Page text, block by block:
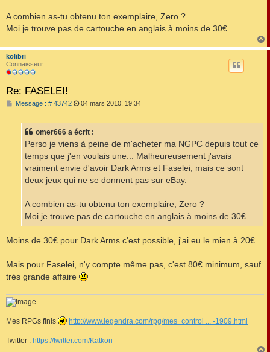
A combien as-tu obtenu ton exemplaire, Zero ?
Moi je trouve pas de cartouche en anglais à moins de 30€
a
kolibri
Connaisseur
Re: FASELEI!
Message : # 43742M
a
g
04 mars 2010, 19:34
omer666 a écrit :
Perso je viens à peine de m'acheter ma NGPC depuis tout ce
temps que j'en voulais une... Malheureusement j'avais
vraiment envie d'avoir Dark Arms et Faselei, mais ce sont
deux jeux qui ne se donnent pas sur eBay.
A combien as-tu obtenu ton exemplaire, Zero ?
Moi je trouve pas de cartouche en anglais à moins de 30€
Moins de 30€ pour Dark Arms c'est possible, j'ai eu le mien à 20€.
Mais pour Faselei, n'y compte même pas, c'est 80€ minimum, sauf
très grande affaire
Mes RPGs finis http://www.legendra.com/rpg/mes_control ... -1909.html
Twitter : https://twitter.com/Katkori